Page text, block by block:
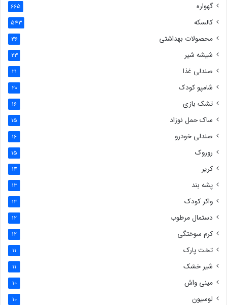
گهواره 665
کالسکه 543
محصولات بهداشتی 36
شیشه شیر 23
صندلی غذا 21
شامپو کودک 20
تشک بازی 16
ساک حمل نوزاد 15
صندلی خودرو 16
روروک 15
کریر 14
پشه بند 13
واکر کودک 13
دستمال مرطوب 12
کرم سوختگی 12
تخت پارک 11
شیر خشک 11
مینی واش 10
لوسیون 10